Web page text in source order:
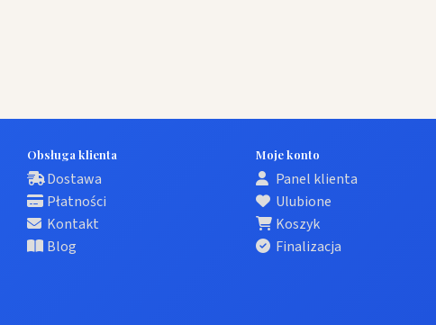
Obsługa klienta
Dostawa
Płatności
Kontakt
Blog
Moje konto
Panel klienta
Ulubione
Koszyk
Finalizacja